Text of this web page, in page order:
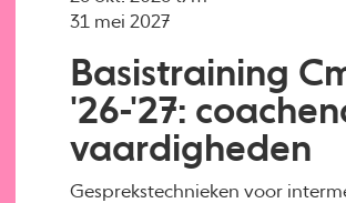
Basistraining
'26-'27:
vaardigheden
Gesprekstechnieken voor
31 mei 2027